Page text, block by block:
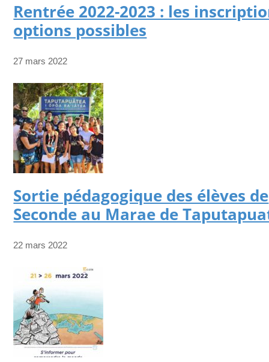
Rentrée 2022-2023 : les
options possibles
27 mars 2022
Sortie pédagogique des élèves de
Seconde au Marae de
22 mars 2022